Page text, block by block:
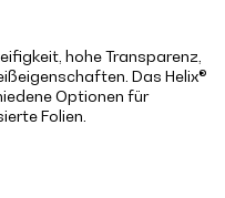
hohe Transparenz,
Das Helix®
Optionen für
Folien.